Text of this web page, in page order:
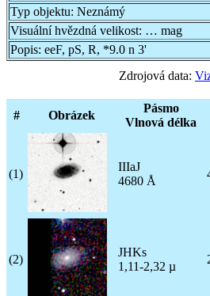
Typ objektu: Neznámý
Visuální hvězdná velikost: … mag
Popis: eeF, pS, R, *9.0 n 3'
Zdrojová data:
# Obrázek
Pásmo
Vlnová délka
(1)
IIIaJ
4680 Å
(2)
JHKs
1,11-2,32 µ